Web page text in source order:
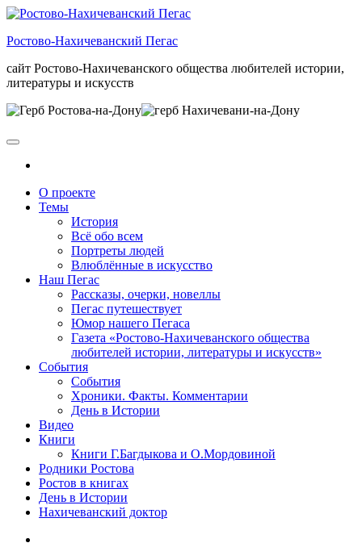
Skip
the
Ростово-Нахичеванский Пегас
сайт Ростово-Нахичеванского общества любителей истории,
литературы и искусств
О проекте
Темы
История
Всё обо всем
Портреты людей
Влюблённые в искусство
Наш Пегас
Рассказы, очерки, новеллы
Пегас путешествует
Юмор нашего Пегаса
Газета «Ростово-Нахичеванского общества
любителей истории, литературы и искусств»
События
События
Хроники. Факты. Комментарии
День в Истории
Видео
Книги
Книги Г.Багдыкова и О.Мордовиной
Родники Ростова
Ростов в книгах
День в Истории
Нахичеванский доктор